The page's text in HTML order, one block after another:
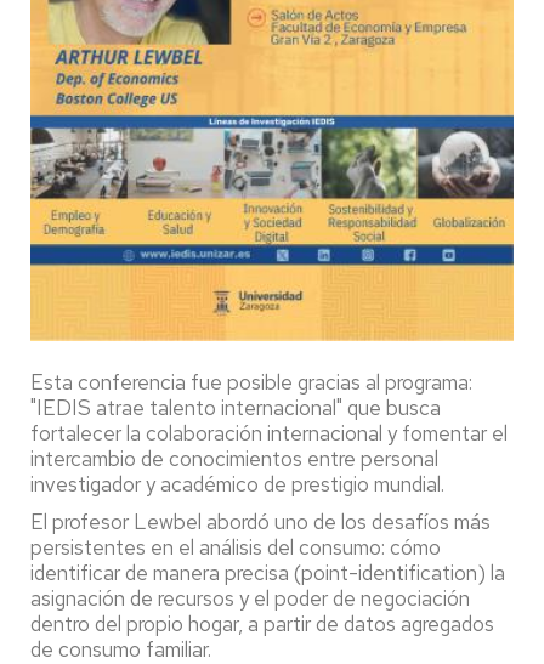
Esta conferencia fue posible gracias al programa:
"IEDIS atrae talento internacional" que busca
fortalecer la colaboración internacional y fomentar el
intercambio de conocimientos entre personal
investigador y académico de prestigio mundial.
El profesor Lewbel abordó uno de los desafíos más
persistentes en el análisis del consumo: cómo
identificar de manera precisa (point-identification) la
asignación de recursos y el poder de negociación
dentro del propio hogar, a partir de datos agregados
de consumo familiar.